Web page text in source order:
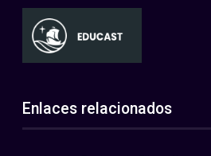
Enlaces relacionados